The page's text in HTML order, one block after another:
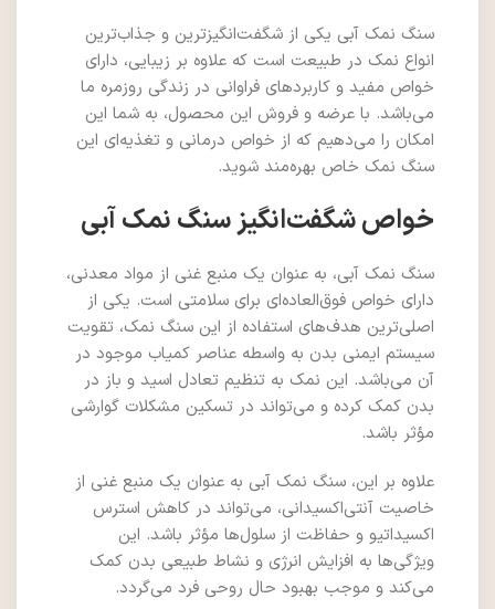
سنگ نمک آبی یکی از شگفت‌انگیزترین و جذاب‌ترین
انواع نمک در طبیعت است که علاوه بر زیبایی، دارای
خواص مفید و کاربردهای فراوانی در زندگی روزمره ما
می‌باشد. با عرضه و فروش این محصول، به شما این
امکان را می‌دهیم که از خواص درمانی و تغذیه‌ای این
سنگ نمک خاص بهره‌مند شوید.
خواص شگفت‌انگیز سنگ نمک آبی
سنگ نمک آبی، به عنوان یک منبع غنی از مواد معدنی،
دارای خواص فوق‌العاده‌ای برای سلامتی است. یکی از
اصلی‌ترین هدف‌های استفاده از این سنگ نمک، تقویت
سیستم ایمنی بدن به واسطه عناصر کمیاب موجود در
آن می‌باشد. این نمک به تنظیم تعادل اسید و باز در
بدن کمک کرده و می‌تواند در تسکین مشکلات گوارشی
مؤثر باشد.
علاوه بر این، سنگ نمک آبی به عنوان یک منبع غنی از
خاصیت آنتی‌اکسیدانی، می‌تواند در کاهش استرس
اکسیداتیو و حفاظت از سلول‌ها مؤثر باشد. این
ویژگی‌ها به افزایش انرژی و نشاط طبیعی بدن کمک
می‌کند و موجب بهبود حال روحی فرد می‌گردد.